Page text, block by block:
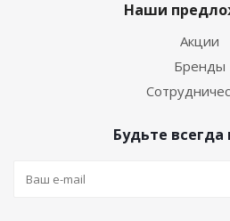
Наши
Акции
Бренды
Будьте всегда